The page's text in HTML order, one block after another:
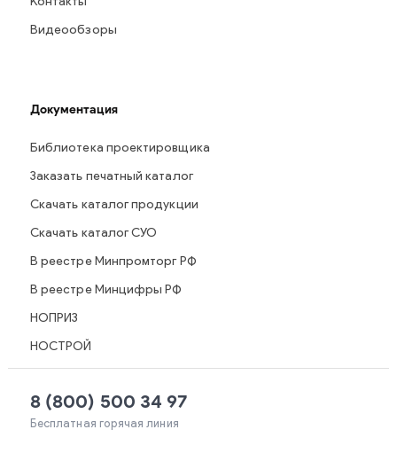
Видеообзоры
Документация
Библиотека проектировщика
Заказать печатный каталог
Скачать каталог продукции
Скачать каталог СУО
В реестре Минпромторг РФ
В реестре Минцифры РФ
НОПРИЗ
НОСТРОЙ
8 (800) 500 34 97
Бесплатная горячая линия